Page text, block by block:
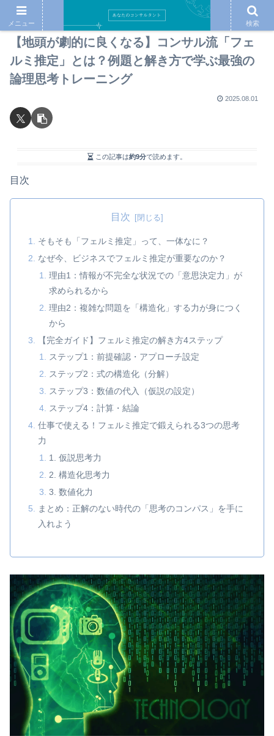
【地頭が劇的に良くなる】コンサル流「フェ
ルミ推定」とは？例題と解き方で学ぶ最強の
論理思考トレーニング
2025.08.01
この記事は約9分で読めます。
目次
目次
そもそも「フェルミ推定」って、一体なに？
なぜ今、ビジネスでフェルミ推定が重要なのか？
理由1：情報が不完全な状況での「意思決定力」が
求められるから
理由2：複雑な問題を「構造化」する力が身につく
から
【完全ガイド】フェルミ推定の解き方4ステップ
ステップ1：前提確認・アプローチ設定
ステップ2：式の構造化（分解）
ステップ3：数値の代入（仮説の設定）
ステップ4：計算・結論
仕事で使える！フェルミ推定で鍛えられる3つの思考
力
1. 仮説思考力
2. 構造化思考力
3. 数値化力
まとめ：正解のない時代の「思考のコンパス」を手に
入れよう
メニュー 検索